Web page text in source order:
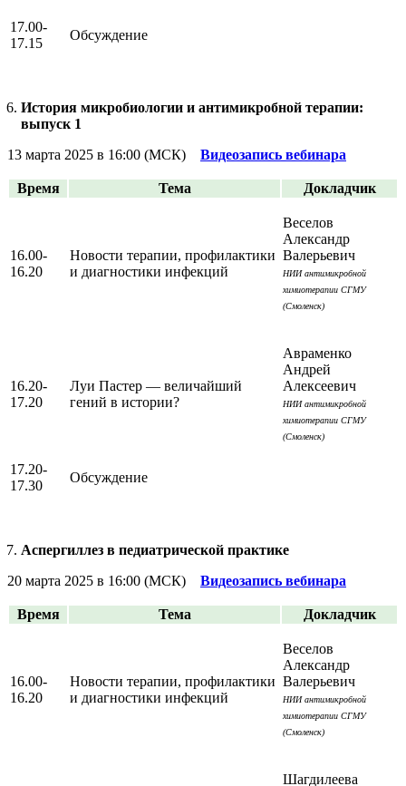
17.00-
17.15
Обсуждение
История микробиологии и антимикробной терапии:
выпуск 1
13 марта 2025 в 16:00 (МСК) Видеозапись вебинара
Время Тема Докладчик
16.00-
16.20
Новости терапии, профилактики
и диагностики инфекций
Веселов
Александр
Валерьевич
НИИ антимикробной
химиотерапии СГМУ
(Смоленск)
16.20-
17.20
Луи Пастер — величайший
гений в истории?
Авраменко
Андрей
Алексеевич
НИИ антимикробной
химиотерапии СГМУ
(Смоленск)
17.20-
17.30
Обсуждение
Аспергиллез в педиатрической практике
20 марта 2025 в 16:00 (МСК) Видеозапись вебинара
Время Тема Докладчик
16.00-
16.20
Новости терапии, профилактики
и диагностики инфекций
Веселов
Александр
Валерьевич
НИИ антимикробной
химиотерапии СГМУ
(Смоленск)
Шагдилеева